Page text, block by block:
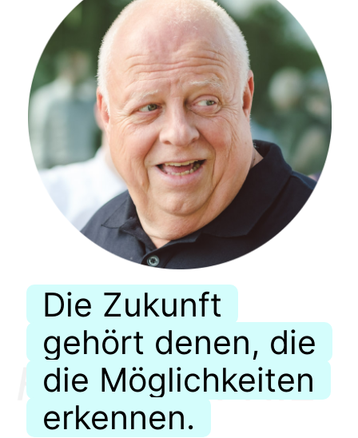
Die Zukunft
gehört denen, die
die Möglichkeiten
erkennen.